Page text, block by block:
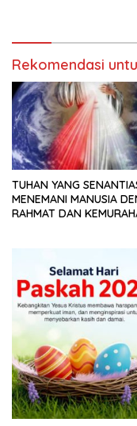
Rekomendasi
TUHAN YANG
MENEMANI MANUSIA
RAHMAT DAN